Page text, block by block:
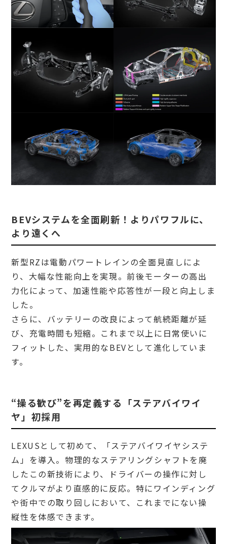
BEVシステムを全面刷新！よりパワフルに、
より遠くへ
新型RZは電動パワートレインの全面見直しによ
り、大幅な性能向上を実現。前後モーターの高出
力化によって、加速性能や応答性が一段と向上しま
した。
さらに、バッテリーの改良によって航続距離が延
び、充電時間も短縮。これまで以上に日常使いに
フィットした、実用的なBEVとして進化していま
す。
“操る歓び”を再定義する「ステアバイワイ
ヤ」初採用
LEXUSとして初めて、「ステアバイワイヤシステ
ム」を導入。物理的なステアリングシャフトを廃
したこの新技術により、ドライバーの操作に対し
てクルマがより直感的に反応。特にワインディング
や街中での取り回しにおいて、これまでにない操
縦性を体感できます。